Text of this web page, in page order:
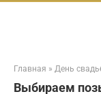
Главная » День
Выбираем